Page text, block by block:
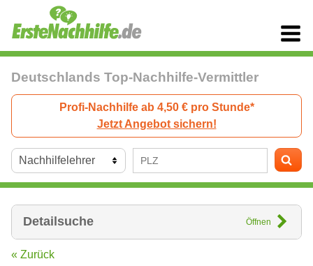
Deutschlands Top-Nachhilfe-Vermittler
Profi-Nachhilfe ab 4,50 € pro Stunde*
Jetzt Angebot sichern!
Detailsuche Öffnen
« Zurück